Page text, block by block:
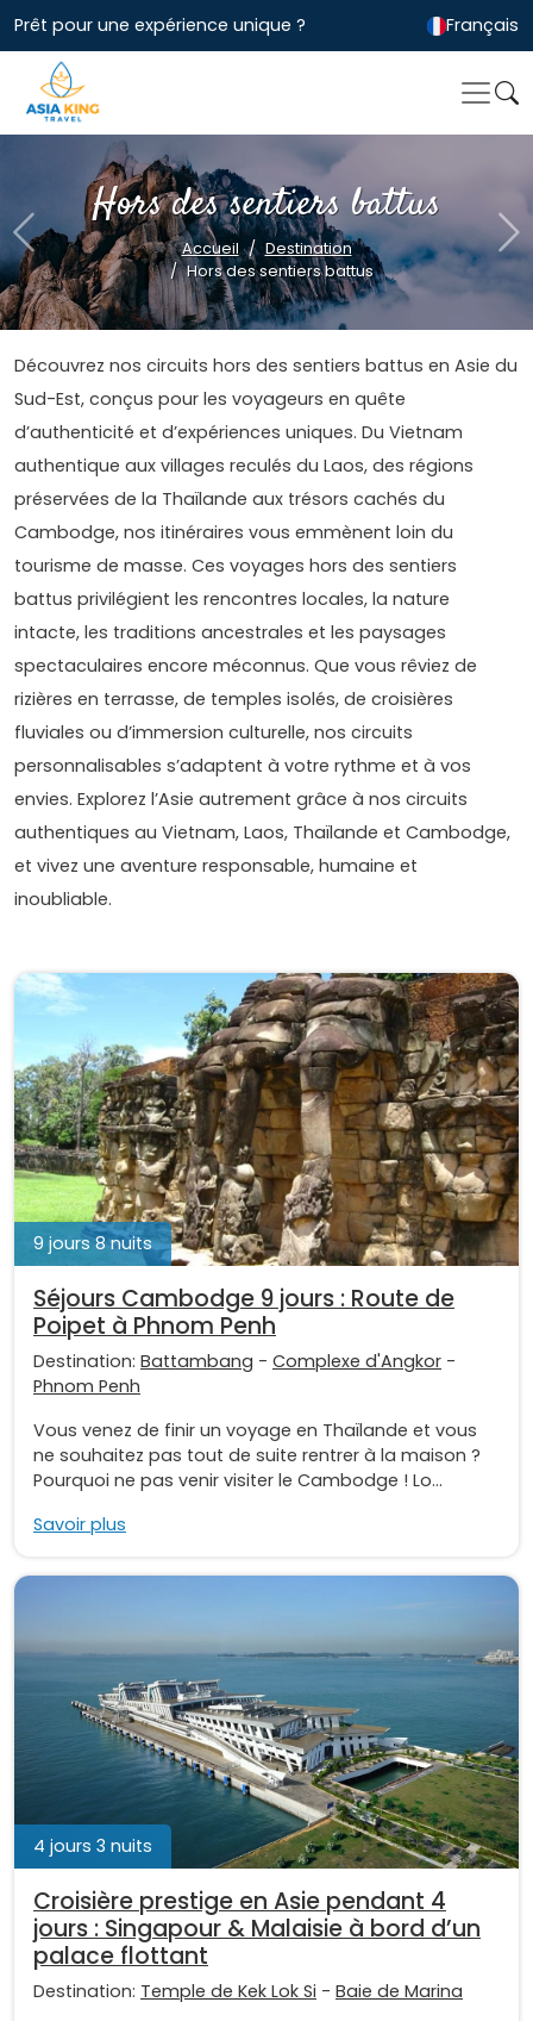
Prêt pour une expérience unique ? Français
Hors des sentiers battus
Accueil
Destination
Hors des sentiers battus
Previous
Découvrez nos circuits hors des sentiers battus en Asie du
Sud-Est, conçus pour les voyageurs en quête
d’authenticité et d’expériences uniques. Du Vietnam
authentique aux villages reculés du Laos, des régions
préservées de la Thaïlande aux trésors cachés du
Cambodge, nos itinéraires vous emmènent loin du
tourisme de masse. Ces voyages hors des sentiers
battus privilégient les rencontres locales, la nature
intacte, les traditions ancestrales et les paysages
spectaculaires encore méconnus. Que vous rêviez de
rizières en terrasse, de temples isolés, de croisières
fluviales ou d’immersion culturelle, nos circuits
personnalisables s’adaptent à votre rythme et à vos
envies. Explorez l’Asie autrement grâce à nos circuits
authentiques au Vietnam, Laos, Thaïlande et Cambodge,
et vivez une aventure responsable, humaine et
inoubliable.
9 jours 8 nuits
Séjours Cambodge 9 jours : Route de
Poipet à Phnom Penh
Destination: Battambang - Complexe d'Angkor -
Phnom Penh
Vous venez de finir un voyage en Thaïlande et vous
ne souhaitez pas tout de suite rentrer à la maison ?
Pourquoi ne pas venir visiter le Cambodge ! Lo...
Savoir plus
4 jours 3 nuits
Croisière prestige en Asie pendant 4
jours : Singapour & Malaisie à bord d’un
palace flottant
Destination: Temple de Kek Lok Si - Baie de Marina